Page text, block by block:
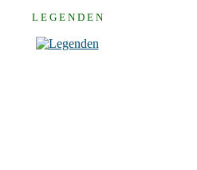
L E G E N D E N